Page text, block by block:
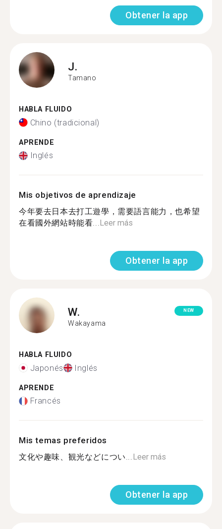
Obtener la app
J.
Tamano
HABLA FLUIDO
Chino (tradicional)
APRENDE
Inglés
Mis objetivos de aprendizaje
今年要去日本去打工遊學，需要語言能力，也希望
在看國外網站時能看...Leer más
Obtener la app
W.
Wakayama
NEW
HABLA FLUIDO
Japonés Inglés
APRENDE
Francés
Mis temas preferidos
文化や趣味、観光などについ...Leer más
Obtener la app